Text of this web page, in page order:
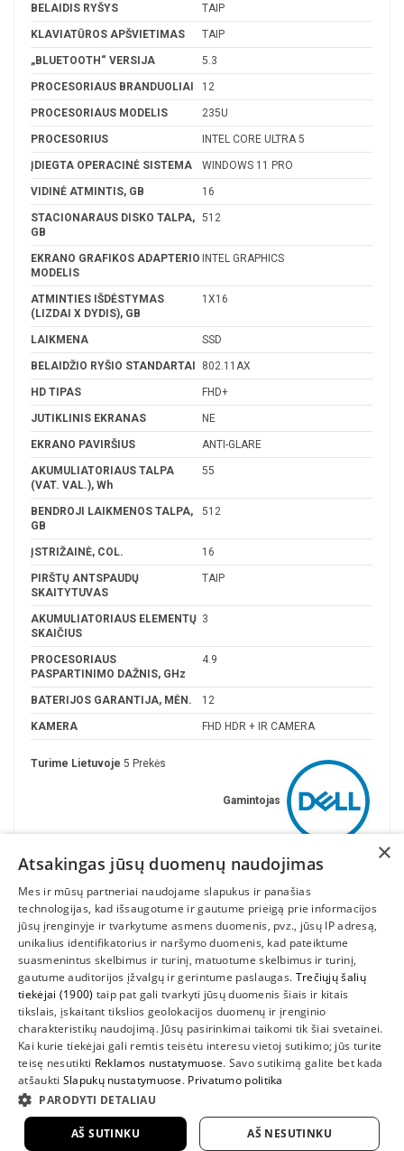
BELAIDIS RYŠYS TAIP
KLAVIATŪROS APŠVIETIMAS TAIP
„BLUETOOTH“ VERSIJA 5.3
PROCESORIAUS BRANDUOLIAI 12
PROCESORIAUS MODELIS 235U
PROCESORIUS INTEL CORE ULTRA 5
ĮDIEGTA OPERACINĖ SISTEMA WINDOWS 11 PRO
VIDINĖ ATMINTIS, GB 16
STACIONARAUS DISKO TALPA,
GB
512
EKRANO GRAFIKOS ADAPTERIO
MODELIS
INTEL GRAPHICS
ATMINTIES IŠDĖSTYMAS
(LIZDAI X DYDIS), GB
1X16
LAIKMENA SSD
BELAIDŽIO RYŠIO STANDARTAI 802.11AX
HD TIPAS FHD+
JUTIKLINIS EKRANAS NE
EKRANO PAVIRŠIUS ANTI-GLARE
AKUMULIATORIAUS TALPA
(VAT. VAL.), Wh
55
BENDROJI LAIKMENOS TALPA,
GB
512
ĮSTRIŽAINĖ, COL. 16
PIRŠTŲ ANTSPAUDŲ
SKAITYTUVAS
TAIP
AKUMULIATORIAUS ELEMENTŲ
SKAIČIUS
3
PROCESORIAUS
PASPARTINIMO DAŽNIS, GHz
4.9
BATERIJOS GARANTIJA, MĖN. 12
KAMERA FHD HDR + IR CAMERA
Gamintojas
Turime Lietuvoje 5 Prekės
INFORMACIJA
SUSIEKITE
2022 UAB "Sedum kompiuteriai" |
×
Atsakingas jūsų duomenų naudojimas
Mes ir mūsų partneriai naudojame slapukus ir panašias
technologijas, kad išsaugotume ir gautume prieigą prie informacijos
jūsų įrenginyje ir tvarkytume asmens duomenis, pvz., jūsų IP adresą,
unikalius identifikatorius ir naršymo duomenis, kad pateiktume
suasmenintus skelbimus ir turinį, matuotume skelbimus ir turinį,
gautume auditorijos įžvalgų ir gerintume paslaugas. Trečiųjų šalių
tiekėjai (1900) taip pat gali tvarkyti jūsų duomenis šiais ir kitais
tikslais, įskaitant tikslios geolokacijos duomenų ir įrenginio
charakteristikų naudojimą. Jūsų pasirinkimai taikomi tik šiai svetainei.
Kai kurie tiekėjai gali remtis teisėtu interesu vietoj sutikimo; jūs turite
teisę nesutikti Reklamos nustatymuose. Savo sutikimą galite bet kada
atšaukti Slapukų nustatymuose. Privatumo politika
PARODYTI DETALIAU
AŠ SUTINKU AŠ NESUTINKU